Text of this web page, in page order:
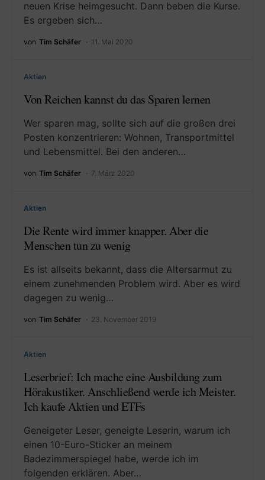
neuen Krise heimgesucht. Dann beben die Kurse.
Es ergeben sich…
von Tim Schäfer 11. Mai 2020
Aktien
Von Reichen kannst du das Sparen lernen
Wer sparen mag, sollte sich auf die großen drei
Posten konzentrieren: Wohnen, Transportmittel
und Lebensmittel. Bei den anderen…
von Tim Schäfer 7. März 2020
Aktien
Die Rente wird immer knapper. Aber die
Menschen tun zu wenig
Es ist allseits bekannt, dass die Altersarmut zu
einem zunehmenden Problem wird. Aber es wird
dagegen zu wenig…
von Tim Schäfer 23. November 2019
Aktien
Leserbrief: Ich mache eine Ausbildung zum
Hörakustiker. Anschließend werde ich Meister.
Ich kaufe Aktien und ETFs
Geneigeter Leser, geneigte Leserin, warum ich
einen 10-Euro-Sticker an meinem
Badezimmerspiegel habe, werde ich im
folgenden erklären. Aber…